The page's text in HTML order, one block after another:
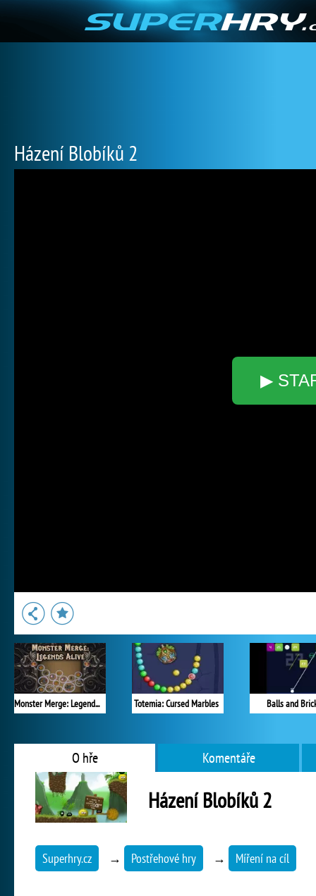
Házení Blobíků 2
▶
Monster Merge: Legends Alive Totemia: Cursed Marbles Balls and
O hře Komentáře
Házení Blobíků 2
Superhry.cz → Postřehové hry → Míření na cíl